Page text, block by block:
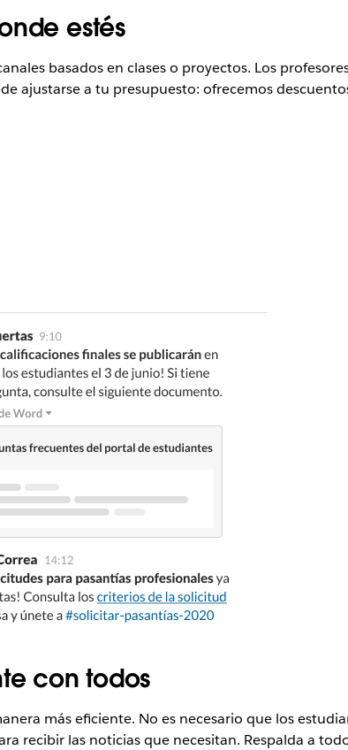
estés
basados en clases o proyectos. Los
ajustarse a tu presupuesto: ofrecemos
con todos
más eficiente. No es necesario que los
recibir las noticias que necesitan. Respalda a